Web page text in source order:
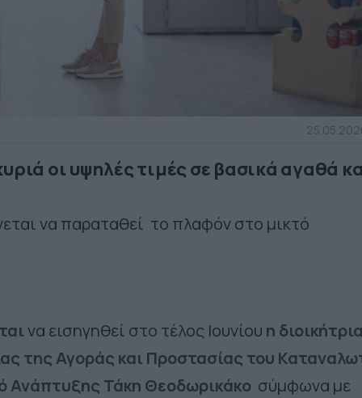
οι υψηλές τιμές σε βασικά αγαθά
να παραταθεί το πλαφόν στο μικτό
να εισηγηθεί στο τέλος Ιουνίου η διοικήτρια
της Αγοράς και Προστασίας του
Ανάπτυξης Τάκη Θεοδωρικάκο σύμφωνα με